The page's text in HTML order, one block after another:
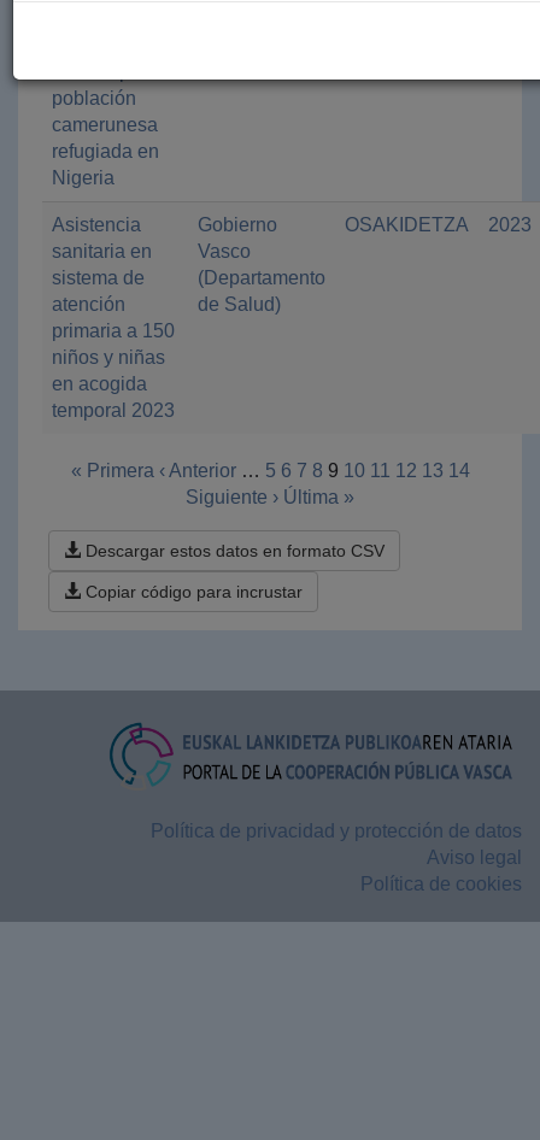
población
camerunesa
refugiada en
Nigeria
Asistencia
sanitaria en
sistema de
atención
primaria a 150
niños y niñas
en acogida
temporal 2023
Gobierno
Vasco
(Departamento
de Salud)
OSAKIDETZA 2023
« Primera ‹ Anterior … 5 6 7 8 9 10 11 12 13 14
Siguiente › Última »
Descargar estos datos en formato CSV
Copiar código para incrustar
Política de privacidad y protección de datos
Aviso legal
Política de cookies